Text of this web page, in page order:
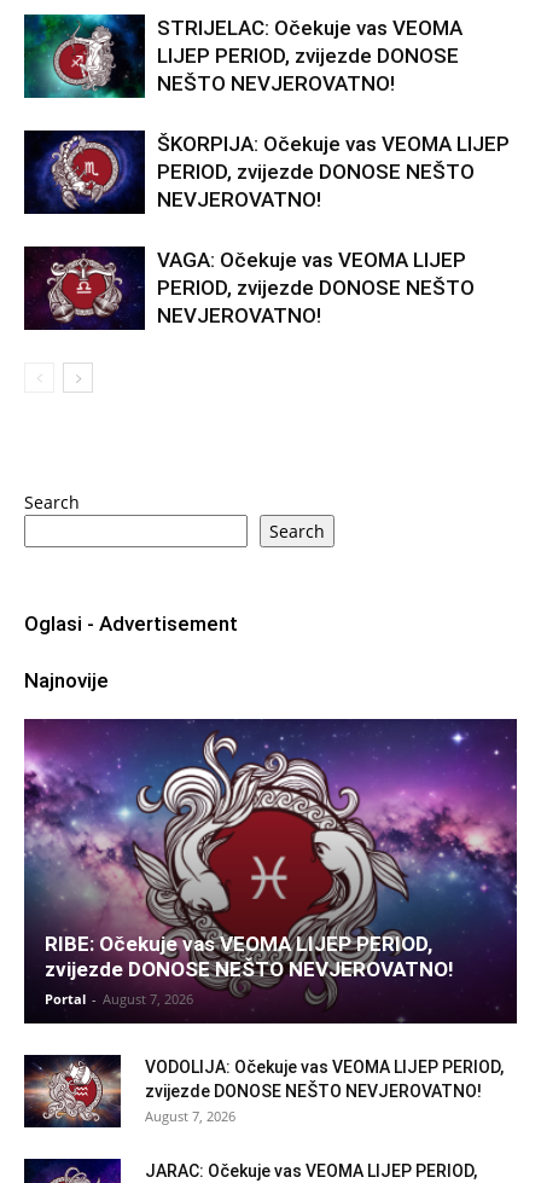
STRIJELAC: Očekuje vas VEOMA
LIJEP PERIOD, zvijezde DONOSE
NEŠTO NEVJEROVATNO!
ŠKORPIJA: Očekuje vas VEOMA LIJEP
PERIOD, zvijezde DONOSE NEŠTO
NEVJEROVATNO!
VAGA: Očekuje vas VEOMA LIJEP
PERIOD, zvijezde DONOSE NEŠTO
NEVJEROVATNO!
Search
Search
Oglasi - Advertisement
Najnovije
RIBE: Očekuje vas VEOMA LIJEP PERIOD,
zvijezde DONOSE NEŠTO NEVJEROVATNO!
Portal - August 7, 2026
VODOLIJA: Očekuje vas VEOMA LIJEP PERIOD,
zvijezde DONOSE NEŠTO NEVJEROVATNO!
August 7, 2026
JARAC: Očekuje vas VEOMA LIJEP PERIOD,